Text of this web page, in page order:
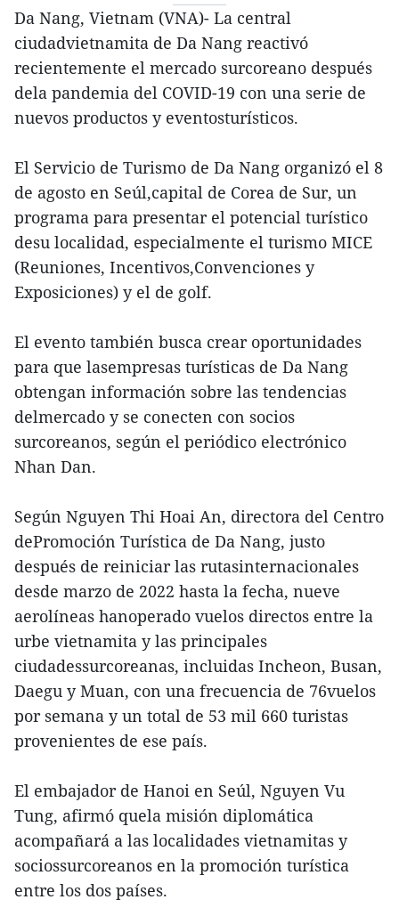
Da Nang, Vietnam (VNA)- La central
ciudadvietnamita de Da Nang reactivó
recientemente el mercado surcoreano después
dela pandemia del COVID-19 con una serie de
nuevos productos y eventosturísticos.
El Servicio de Turismo de Da Nang organizó el 8
de agosto en Seúl,capital de Corea de Sur, un
programa para presentar el potencial turístico
desu localidad, especialmente el turismo MICE
(Reuniones, Incentivos,Convenciones y
Exposiciones) y el de golf.
El evento también busca crear oportunidades
para que lasempresas turísticas de Da Nang
obtengan información sobre las tendencias
delmercado y se conecten con socios
surcoreanos, según el periódico electrónico
Nhan Dan.
Según Nguyen Thi Hoai An, directora del Centro
dePromoción Turística de Da Nang, justo
después de reiniciar las rutasinternacionales
desde marzo de 2022 hasta la fecha, nueve
aerolíneas hanoperado vuelos directos entre la
urbe vietnamita y las principales
ciudadessurcoreanas, incluidas Incheon, Busan,
Daegu y Muan, con una frecuencia de 76vuelos
por semana y un total de 53 mil 660 turistas
provenientes de ese país.
El embajador de Hanoi en Seúl, Nguyen Vu
Tung, afirmó quela misión diplomática
acompañará a las localidades vietnamitas y
sociossurcoreanos en la promoción turística
entre los dos países.